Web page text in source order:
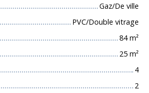
Gaz/De ville
PVC/Double vitrage
84m²
25 m²
4
2